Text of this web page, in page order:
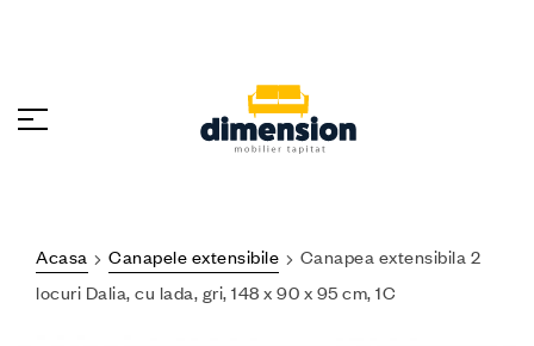
Acasa Canapele extensibile
Canapea extensibila 2
locuri Dalia, cu lada, gri, 148 x 90 x 95 cm, 1C